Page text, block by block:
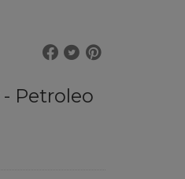
- Petroleo